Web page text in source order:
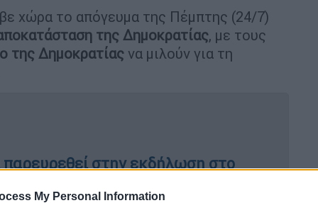
My Personal Information
χώρα το απόγευμα της Πέμπτης (24/7)
της Δημοκρατίας, με τους
της Δημοκρατίας να μιλούν για τη
στην εκδήλωση στο
πρόσφυγα και αποχώρησε